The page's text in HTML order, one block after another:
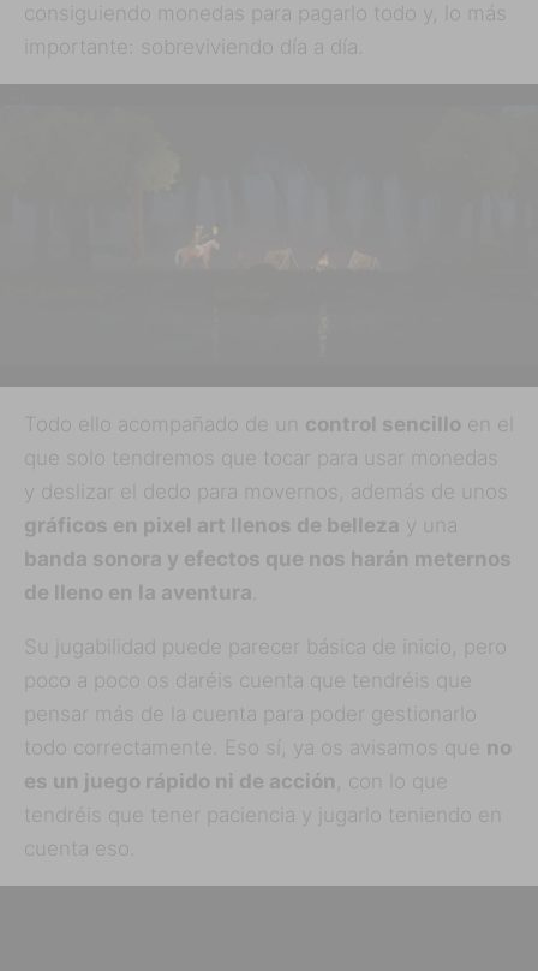
consiguiendo monedas para pagarlo todo y, lo más
importante: sobreviviendo día a día.
Todo ello acompañado de un control sencillo en el
que solo tendremos que tocar para usar monedas
y deslizar el dedo para movernos, además de unos
gráficos en pixel art llenos de belleza y una
banda sonora y efectos que nos harán meternos
de lleno en la aventura
Su jugabilidad puede parecer básica de inicio, pero
poco a poco os daréis cuenta que tendréis que
pensar más de la cuenta para poder gestionarlo
todo correctamente. Eso sí, ya os avisamos que no
es un juego rápido ni de acción , con lo que
tendréis que tener paciencia y jugarlo teniendo en
cuenta eso.